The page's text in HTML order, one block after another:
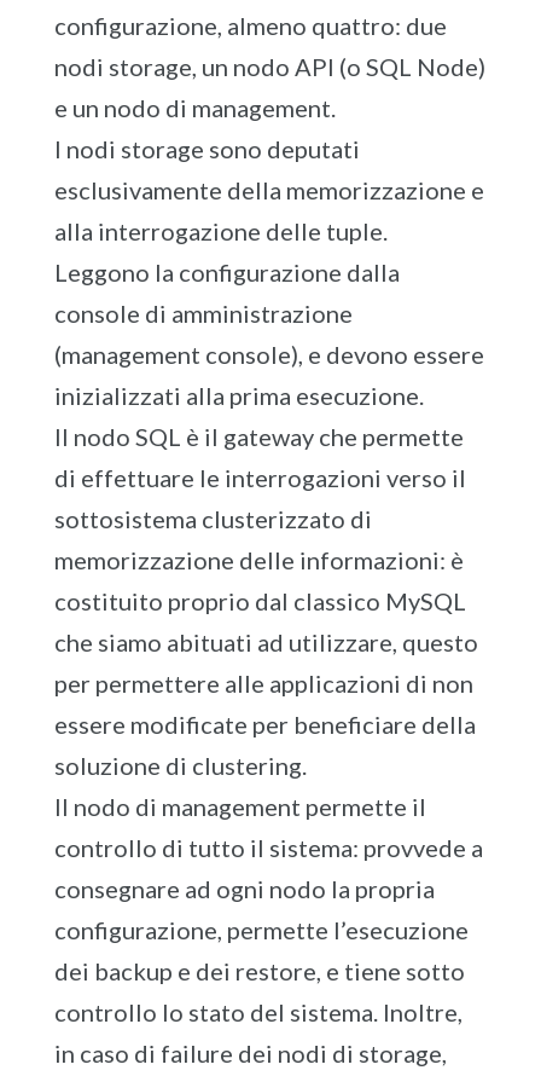
configurazione, almeno quattro: due
nodi storage, un nodo API (o SQL Node)
e un nodo di management.
I nodi storage sono deputati
esclusivamente della memorizzazione e
alla interrogazione delle tuple.
Leggono la configurazione dalla
console di amministrazione
(management console), e devono essere
inizializzati alla prima esecuzione.
Il nodo SQL è il gateway che permette
di effettuare le interrogazioni verso il
sottosistema clusterizzato di
memorizzazione delle informazioni: è
costituito proprio dal classico MySQL
che siamo abituati ad utilizzare, questo
per permettere alle applicazioni di non
essere modificate per beneficiare della
soluzione di clustering.
Il nodo di management permette il
controllo di tutto il sistema: provvede a
consegnare ad ogni nodo la propria
configurazione, permette l’esecuzione
dei backup e dei restore, e tiene sotto
controllo lo stato del sistema. Inoltre,
in caso di failure dei nodi di storage,